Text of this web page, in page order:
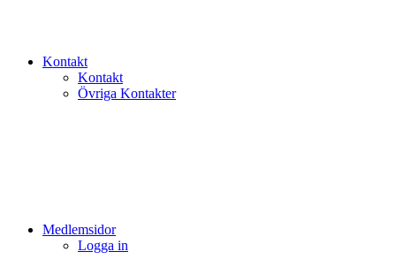
Kontakt
Kontakt
Övriga Kontakter
Medlemsidor
Logga in